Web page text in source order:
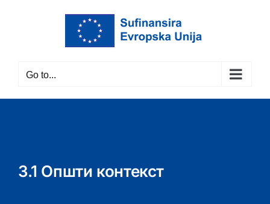
Go to...
3.1 Општи контекст